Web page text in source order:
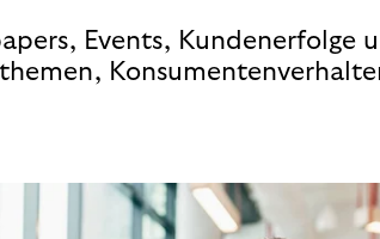
Events, Kundenerfolge